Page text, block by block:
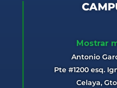
Mostrar
Antonio
Pte #1200 esq.
Celaya,